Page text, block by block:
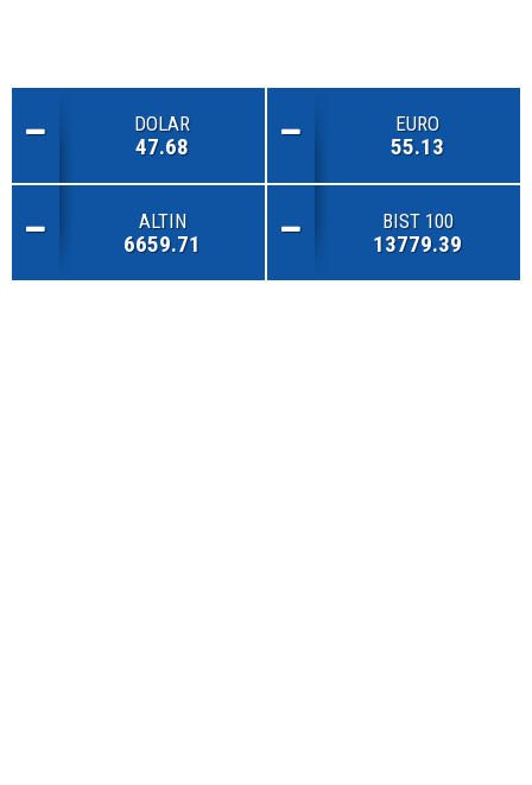
DOLAR
47.68
EURO
55.13
ALTIN
6659.71
BIST 100
13779.39